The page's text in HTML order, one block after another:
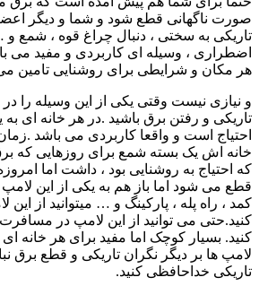
صورت ناگهانی قطع شود و شما و دیگر
تاریکی به سختی ، دنبال چراغ قوه ، شمع و
اضطراری ، وسیله ای کاربردی و مفید می
هر مکان و شرایطی برای روشنایی تامین
و نیازی نیست وقتی یکی از این وسیله را در
تاریکی و رفتن برق باشید .در هر خانه ای به
احتیاج است و واقعا کاربردی می باشد
خانه اش یک بسته شمع برای روزهایی که
که احتیاج به روشنایی بود ، داشت اما
قطع می شود اما باز هم به یکی از این لامپ
کمد ، راه پله ، پارکینگ و … میتوانید از این
کنید.حتی می توانید از این لامپ در مسافرت
کنید. بسیار کوچک اما مفید برای هر خانه
لامپ ها بر دیگر نگران تاریکی و قطع برق
تاریکی خداحافظی کنید.